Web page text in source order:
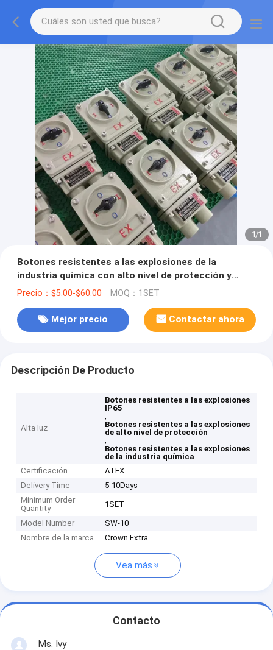
1/1
Botones resistentes a las explosiones de la
industria química con alto nivel de protección y
clasificación IP65
Precio：$5.00-$60.00 MOQ：1SET
Mejor precio Contactar ahora
Descripción De Producto
Alta luz
Botones resistentes a las explosiones
IP65
,
Botones resistentes a las explosiones
de alto nivel de protección
,
Botones resistentes a las explosiones
de la industria química
Certificación
ATEX
Delivery Time
5-10Days
Minimum Order
Quantity
1SET
Model Number
SW-10
Nombre de la marca
Crown Extra
Vea más
Contacto
Ms. Ivy